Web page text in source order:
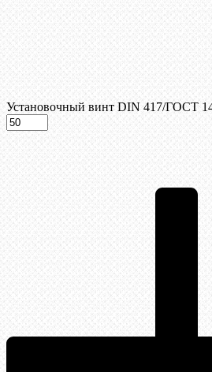
Установочный винт DIN 417/ГОСТ